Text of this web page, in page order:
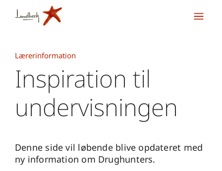
Lærerinformation
Inspiration til
undervisningen
Denne side vil løbende blive opdateret med
ny information om Drughunters.